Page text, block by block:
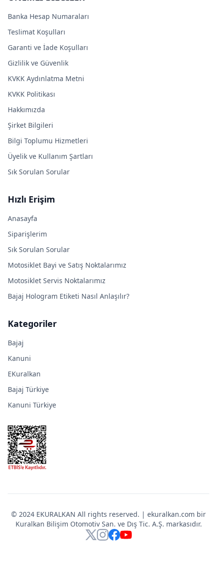
Banka Hesap Numaraları
Teslimat Koşulları
Garanti ve İade Koşulları
Gizlilik ve Güvenlik
KVKK Aydınlatma Metni
KVKK Politikası
Hakkımızda
Şirket Bilgileri
Bilgi Toplumu Hizmetleri
Üyelik ve Kullanım Şartları
Sık Sorulan Sorular
Hızlı Erişim
Anasayfa
Siparişlerim
Sık Sorulan Sorular
Motosiklet Bayi ve Satış Noktalarımız
Motosiklet Servis Noktalarımız
Bajaj Hologram Etiketi Nasıl Anlaşılır?
Kategoriler
Bajaj
Kanuni
EKuralkan
Bajaj Türkiye
Kanuni Türkiye
© 2024 EKURALKAN All rights reserved. | ekuralkan.com bir
Kuralkan Bilişim Otomotiv San. ve Dış Tic. A.Ş. markasıdır.